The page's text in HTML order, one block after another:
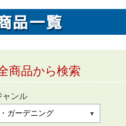
商品から検索
ャンル